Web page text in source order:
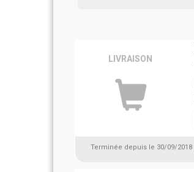
LIVRAISON
Terminée depuis le 30/09/2018